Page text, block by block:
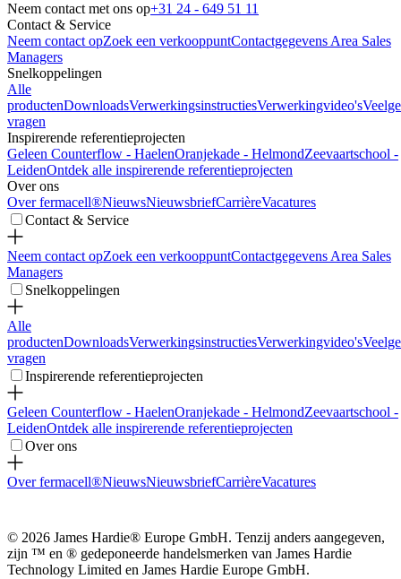
Neem contact met ons op+31 24 - 649 51 11
Contact & Service
Neem contact opZoek een verkooppuntContactgegevens Area Sales
Managers
Snelkoppelingen
Alle
productenDownloadsVerwerkingsinstructiesVerwerkingvideo's
vragen
Inspirerende referentieprojecten
Geleen Counterflow - HaelenOranjekade - HelmondZeevaartschool -
LeidenOntdek alle inspirerende referentieprojecten
Over ons
Over fermacell®NieuwsNieuwsbriefCarrièreVacatures
Contact & Service
Neem contact opZoek een verkooppuntContactgegevens Area Sales
Managers
Snelkoppelingen
Alle
productenDownloadsVerwerkingsinstructiesVerwerkingvideo's
vragen
Inspirerende referentieprojecten
Geleen Counterflow - HaelenOranjekade - HelmondZeevaartschool -
LeidenOntdek alle inspirerende referentieprojecten
Over ons
Over fermacell®NieuwsNieuwsbriefCarrièreVacatures
© 2026 James Hardie® Europe GmbH. Tenzij anders aangegeven,
zijn ™ en ® gedeponeerde handelsmerken van James Hardie
Technology Limited en James Hardie Europe GmbH.